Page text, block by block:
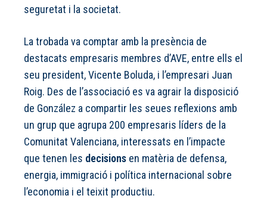
seguretat i la societat.
La trobada va comptar amb la presència de
destacats empresaris membres d’AVE, entre ells el
seu president, Vicente Boluda, i l’empresari Juan
Roig. Des de l’associació es va agrair la disposició
de González a compartir les seues reflexions amb
un grup que agrupa 200 empresaris líders de la
Comunitat Valenciana, interessats en l’impacte
que tenen les decisions en matèria de defensa,
energia, immigració i política internacional sobre
l’economia i el teixit productiu.